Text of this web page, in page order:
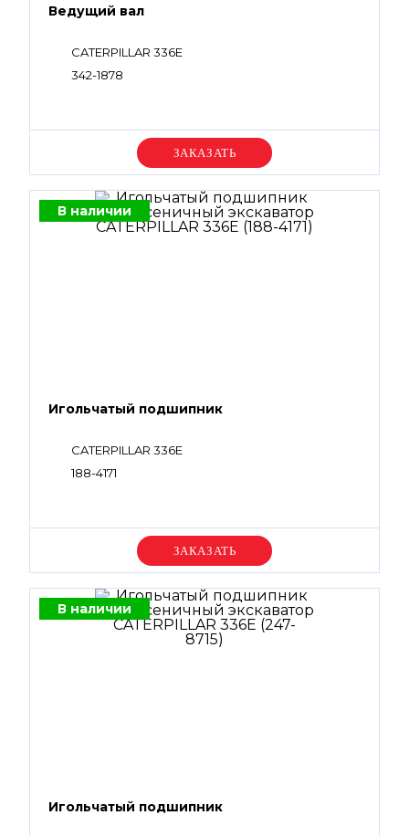
Ведущий вал
CATERPILLAR 336E
342-1878
Уточняйте цену
В наличии
Игольчатый подшипник
CATERPILLAR 336E
188-4171
Уточняйте цену
В наличии
Игольчатый подшипник